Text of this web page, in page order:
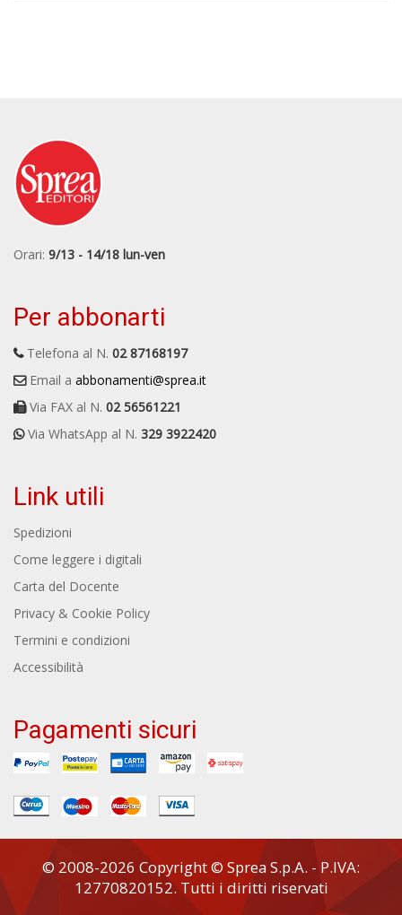
Orari: 9/13 - 14/18 lun-ven
Per abbonarti
Telefona al N. 02 87168197
Email a abbonamenti@sprea.it
Via FAX al N. 02 56561221
Via WhatsApp al N. 329 3922420
Link utili
Spedizioni
Come leggere i digitali
Carta del Docente
Privacy & Cookie Policy
Termini e condizioni
Accessibilità
Pagamenti sicuri
© 2008-2026 Copyright © Sprea S.p.A. - P.IVA:
12770820152. Tutti i diritti riservati